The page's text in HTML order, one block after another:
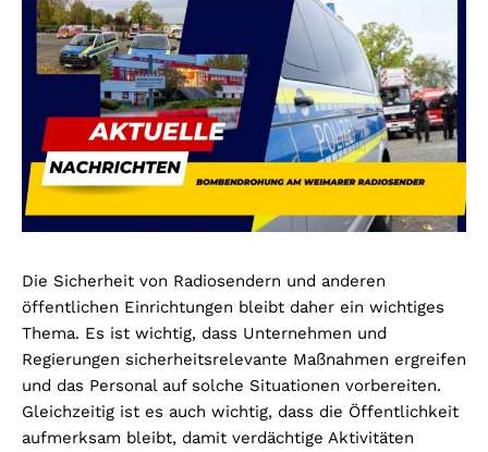
Die Sicherheit von Radiosendern und anderen
öffentlichen Einrichtungen bleibt daher ein wichtiges
Thema. Es ist wichtig, dass Unternehmen und
Regierungen sicherheitsrelevante Maßnahmen ergreifen
und das Personal auf solche Situationen vorbereiten.
Gleichzeitig ist es auch wichtig, dass die Öffentlichkeit
aufmerksam bleibt, damit verdächtige Aktivitäten